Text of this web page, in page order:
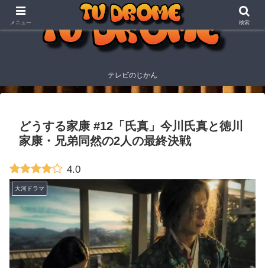
テレビのじかん
どうする家康 #12「氏真」今川氏真と徳川
家康・兄弟同然の2人の最終決戦
4.0
大河ドラマ
メニュー 検索